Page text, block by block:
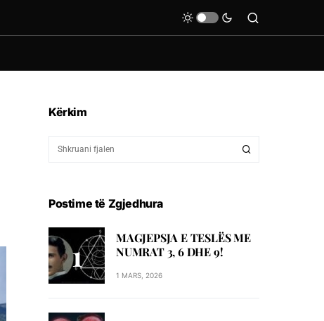
Kërkim
Postime të Zgjedhura
MAGJEPSJA E TESLËS ME
NUMRAT 3, 6 DHE 9!
1 MARS, 2026